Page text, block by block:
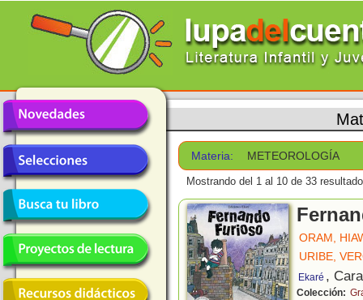
Materia: METEOROLOGÍA
Mostrando del 1 al 10 de 33
ORAM,
URIBE,
Ekaré ,
Colección: